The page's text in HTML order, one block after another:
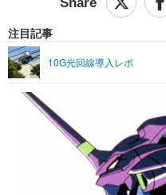
ショッピング
エンタメTOP
ショッピング
ライフTOP
リリース一覧
プッシュ通知の停止方法
注目記事
10G光回線導入レポ